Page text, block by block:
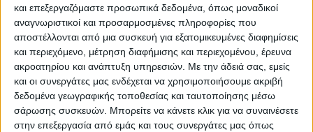
και επεξεργαζόμαστε προσωπικά δεδομένα, όπως μοναδικοί
αναγνωριστικοί και προσαρμοσμένες πληροφορίες που
αποστέλλονται από μια συσκευή για εξατομικευμένες διαφημίσεις
και περιεχόμενο, μέτρηση διαφήμισης και περιεχομένου, έρευνα
ακροατηρίου και ανάπτυξη υπηρεσιών. Με την άδειά σας, εμείς
και οι συνεργάτες μας ενδέχεται να χρησιμοποιήσουμε ακριβή
δεδομένα γεωγραφικής τοποθεσίας και ταυτοποίησης μέσω
σάρωσης συσκευών. Μπορείτε να κάνετε κλικ για να συναινέσετε
στην επεξεργασία από εμάς και τους συνεργάτες μας όπως
ΔΗΜΟΣ ΠΑΛΑΜΑ
-Δ.Ε. Παλαμά 91
-Δ.Ε. Σελλάνων 44
-Δ.Ε. Φύλλου 36
ΔΗΜΟΣ ΣΟΦΑΔΩΝ
-Δ.Ε. Άρνης 39
-Δ.Ε. Μενελαϊδας 22